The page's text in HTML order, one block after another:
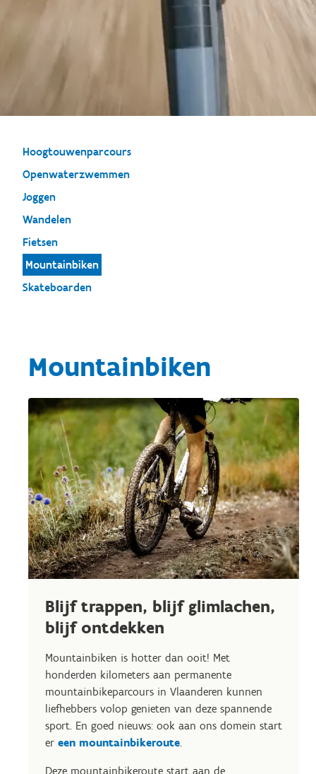
Hoogtouwenparcours
Openwaterzwemmen
Joggen
Wandelen
Fietsen
Mountainbiken
Skateboarden
Mountainbiken
Blijf trappen, blijf glimlachen,
blijf ontdekken
Mountainbiken is hotter dan ooit! Met
honderden kilometers aan permanente
mountainbikeparcours in Vlaanderen kunnen
liefhebbers volop genieten van deze spannende
sport. En goed nieuws: ook aan ons domein start
er een mountainbikeroute.
Deze mountainbikeroute start aan de